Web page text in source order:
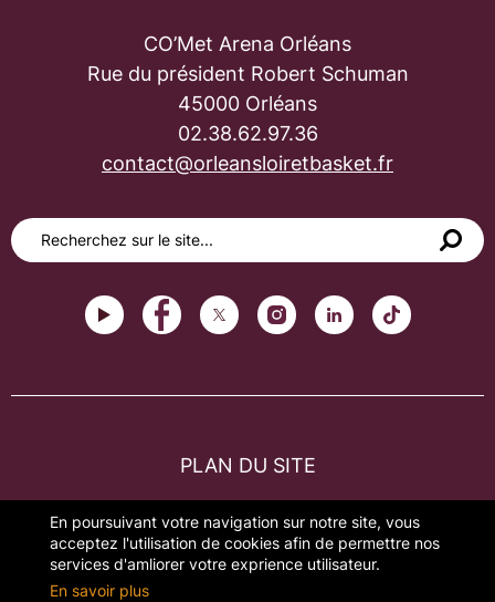
En poursuivant votre navigation sur notre site, vous
acceptez l'utilisation de cookies afin de permettre nos
services d'amliorer votre exprience utilisateur.
En savoir plus
CO’Met Arena Orléans
Rue du président Robert Schuman
45000 Orléans
02.38.62.97.36
contact@orleansloiretbasket.fr
PLAN DU SITE
MENTIONS LÉGALES